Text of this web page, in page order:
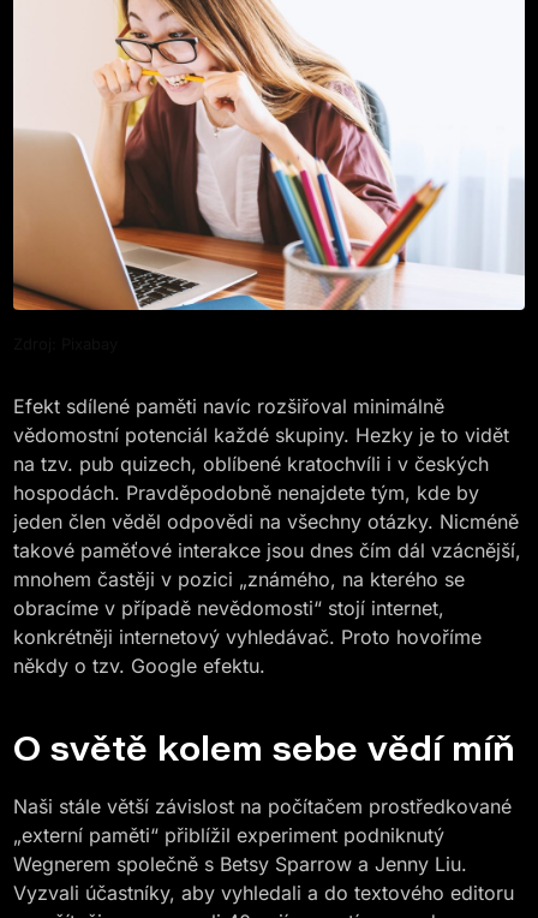
Efekt sdílené paměti navíc rozšiřoval minimálně
vědomostní potenciál každé skupiny. Hezky je to vidět
na tzv. pub quizech, oblíbené kratochvíli i v českých
hospodách. Pravděpodobně nenajdete tým, kde by
jeden člen věděl odpovědi na všechny otázky. Nicméně
takové paměťové interakce jsou dnes čím dál vzácnější,
mnohem častěji v pozici „známého, na kterého se
obracíme v případě nevědomosti“ stojí internet,
konkrétněji internetový vyhledávač. Proto hovoříme
někdy o tzv. Google efektu.
O světě kolem sebe vědí míň
Naši stále větší závislost na počítačem prostředkované
„externí paměti“ přiblížil experiment podniknutý
Wegnerem společně s Betsy Sparrow a Jenny Liu.
Vyzvali účastníky, aby vyhledali a do textového editoru